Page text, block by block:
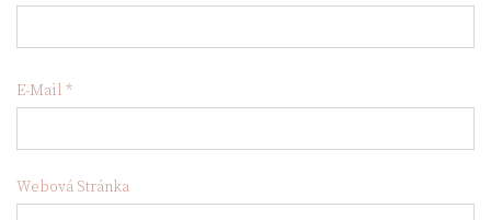
E-Mail *
Webová Stránka